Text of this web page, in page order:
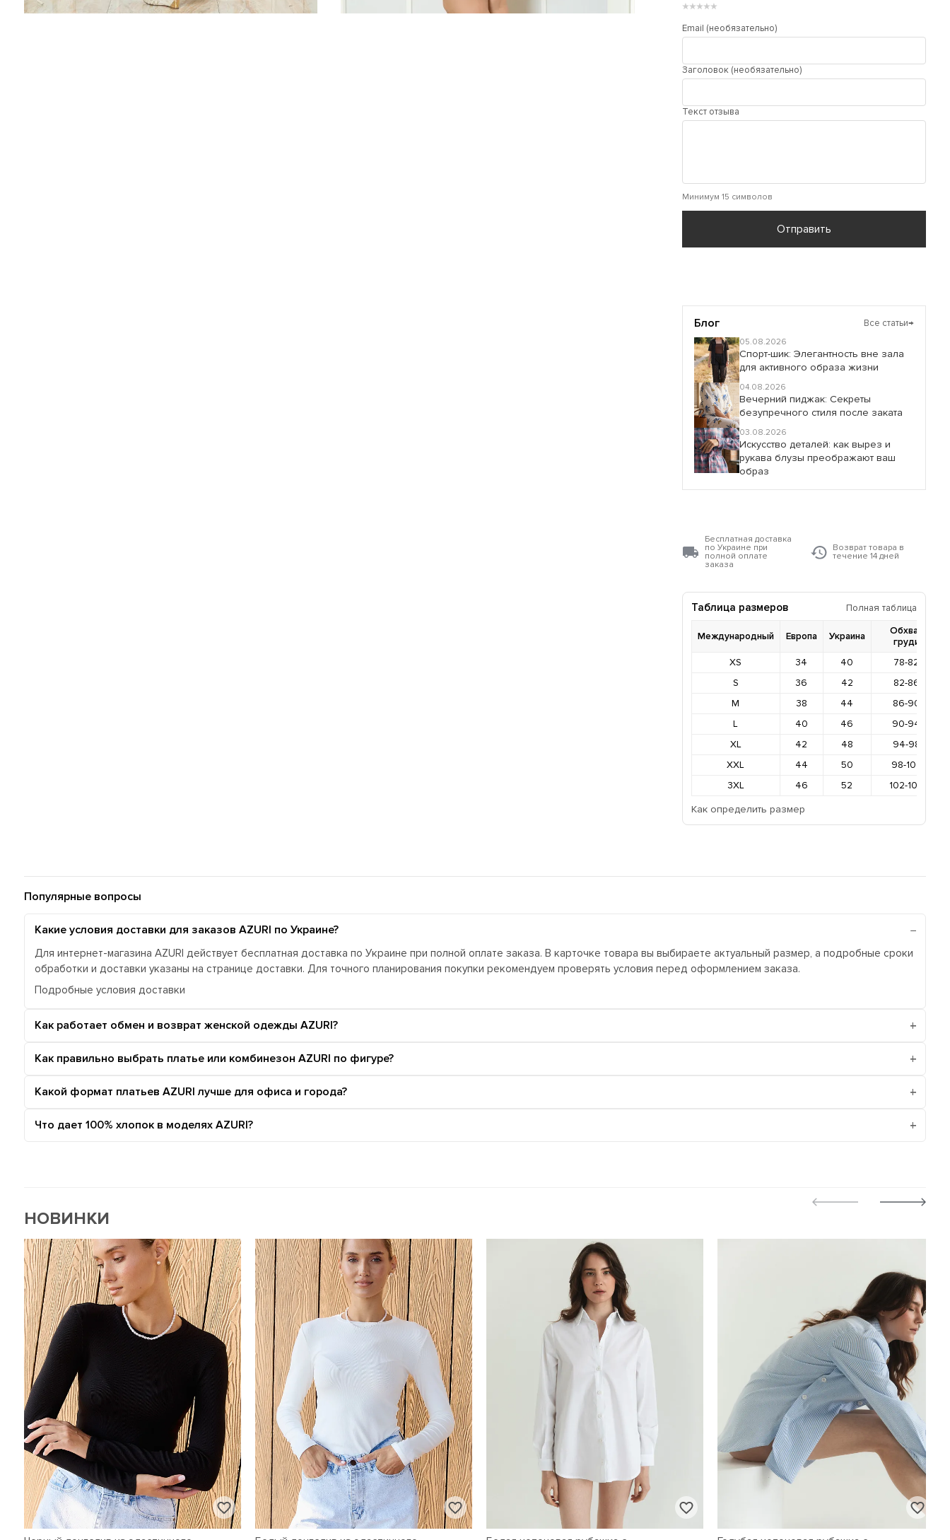
★
★
★
★
★
Email (необязательно)
Заголовок (необязательно)
Текст отзыва
Минимум 15 символов
Отправить
Блог Все статьи→
05.08.2026
Спорт-шик: Элегантность вне зала
для активного образа жизни
04.08.2026
Вечерний пиджак: Секреты
безупречного стиля после заката
03.08.2026
Искусство деталей: как вырез и
рукава блузы преображают ваш
образ
Бесплатная доставка
по Украине при
полной оплате
заказа
Возврат товара в
течение 14 дней
Таблица размеров Полная таблица
Международный Европа Украина
Обхват
груди
XS
34 40
78-82
S
36 42
82-86
M
38 44
86-90
L
40 46
90-94
XL
42 48
94-98
XXL
44 50
98-102
3XL
46 52
102-106
Как определить размер
Популярные вопросы
Какие условия доставки для заказов AZURI по Украине?
Для интернет-магазина AZURI действует бесплатная доставка по Украине при полной оплате заказа. В карточке товара вы выбираете актуальный размер, а подробные сроки
обработки и доставки указаны на странице доставки. Для точного планирования покупки рекомендуем проверять условия перед оформлением заказа.
Подробные условия доставки
Как работает обмен и возврат женской одежды AZURI?
Как правильно выбрать платье или комбинезон AZURI по фигуре?
Какой формат платьев AZURI лучше для офиса и города?
Что дает 100% хлопок в моделях AZURI?
НОВИНКИ